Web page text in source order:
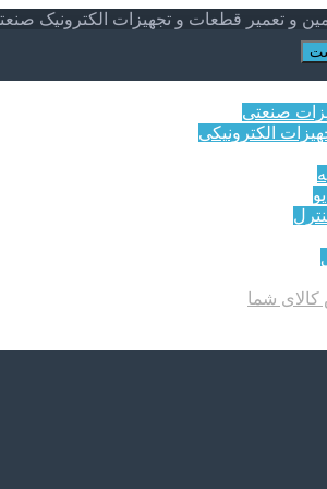
و تعمیر قطعات و تجهیزات الکترونیک
صنعتی
الکترونیکی
شما